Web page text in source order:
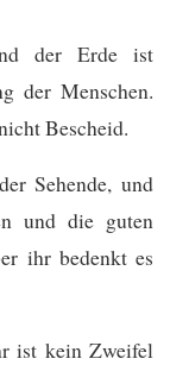
der Erde ist
der Menschen.
Bescheid.
Sehende, und
und die guten
ihr bedenkt es
ist kein Zweifel